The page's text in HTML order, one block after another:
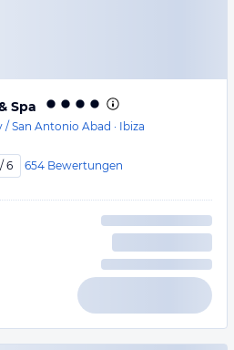
Spa
San Antonio Abad · Ibiza
/ 6 654 Bewertungen